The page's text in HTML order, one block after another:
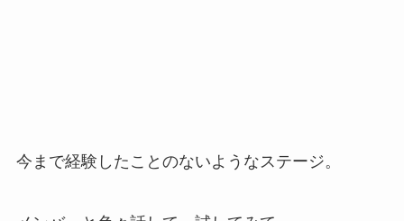
今まで経験したことのないようなステージ。